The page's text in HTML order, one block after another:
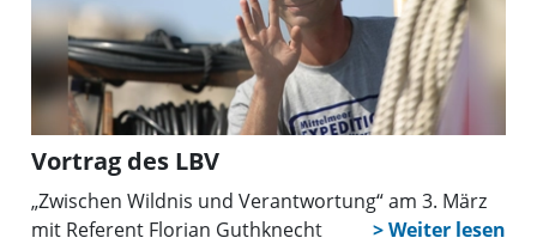
Vortrag des LBV
„Zwischen Wildnis und Verantwortung“ am 3. März
mit Referent Florian Guthknecht